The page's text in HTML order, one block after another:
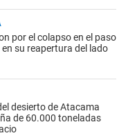
por el colapso en el paso
su reapertura del lado
desierto de Atacama
de 60.000 toneladas